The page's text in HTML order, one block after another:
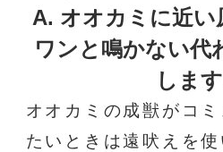
A. オオカミに近い
ワンと鳴かない代
します
オオカミの成獣がコ
たいときは遠吠えを